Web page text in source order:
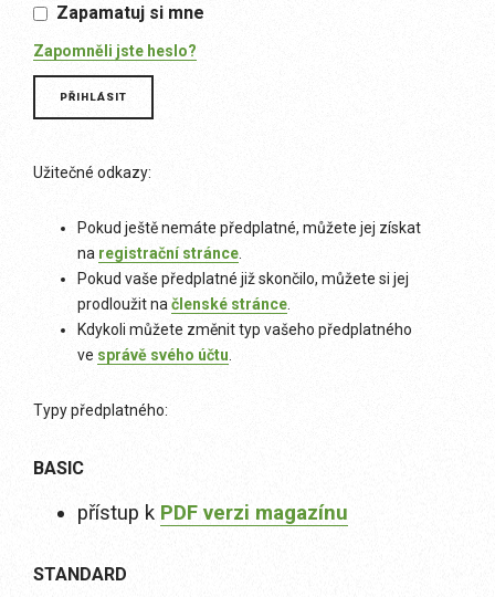
Zapamatuj si mne
Zapomněli jste heslo?
Užitečné odkazy:
Pokud ještě nemáte předplatné, můžete jej získat
na registrační stránce
Pokud vaše předplatné již skončilo, můžete si jej
prodloužit na členské stránce
Kdykoli můžete změnit typ vašeho předplatného
ve správě svého účtu
Typy předplatného:
BASIC
přístup k PDF verzi magazínu
STANDARD